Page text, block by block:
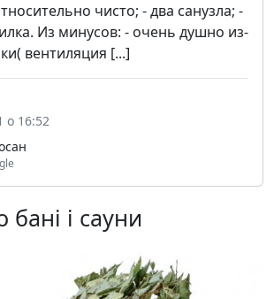
чисто; - два санузла; -
Из минусов: - очень душно из-
вентиляция [...]
о 16:52
бані і сауни